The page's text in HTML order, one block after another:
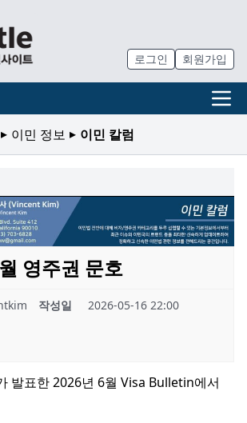
로그인 회원가입
▸ 이민 정보 ▸ 이민 칼럼
영주권 문호
작성일 2026-05-16 22:00
발표한 2026년 6월 Visa Bulletin에서